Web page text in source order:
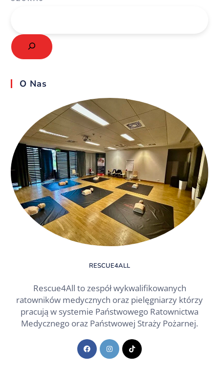
O Nas
RESCUE4ALL
Rescue4All to zespół wykwalifikowanych
ratowników medycznych oraz pielęgniarzy którzy
pracują w systemie Państwowego Ratownictwa
Medycznego oraz Państwowej Straży Pożarnej.